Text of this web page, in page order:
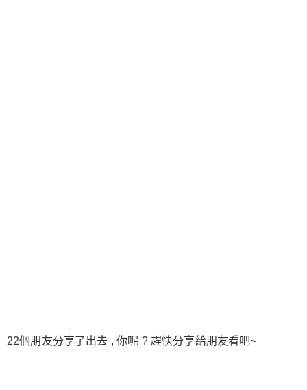
22個朋友分享了出去 , 你呢 ? 趕快分享給朋友看吧~